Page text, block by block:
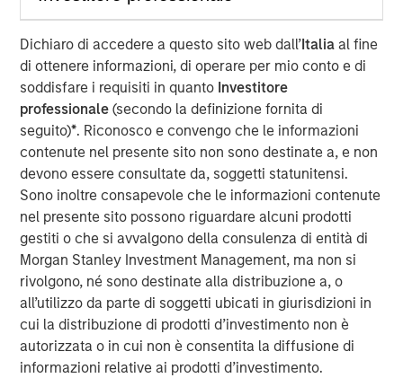
Dichiaro di accedere a questo sito web dall’Italia al fine
di ottenere informazioni, di operare per mio conto e di
soddisfare i requisiti in quanto Investitore
professionale(secondo la definizione fornita di
seguito)*. Riconosco e convengo che le informazioni
contenute nel presente sito non sono destinate a, e non
devono essere consultate da, soggetti statunitensi.
Sono inoltre consapevole che le informazioni contenute
nel presente sito possono riguardare alcuni prodotti
gestiti o che si avvalgono della consulenza di entità di
Morgan Stanley Investment Management, ma non si
rivolgono, né sono destinate alla distribuzione a, o
all’utilizzo da parte di soggetti ubicati in giurisdizioni in
cui la distribuzione di prodotti d’investimento non è
autorizzata o in cui non è consentita la diffusione di
informazioni relative ai prodotti d’investimento.
Fisher’s 2017 acquisition of PPC and aims to reaffirm the
corporate identity of the two subsidiaries.
As part of the official rebranding launch, Fisher unveiled a
new logo for PPC Flexible Packaging and outlined the
proposed scope of work for the campaign. Fisher plans to
incorporate the new logo across print and digital
collateral, including a re-designed website. Fisher CEO
Kevin Keneally indicates the rebranding efforts signal the
next step in the company’s growth within the packaging
industry.
“Fisher Container and PPC are both successful leaders in
the packaging industry,” said Mr. Keneally. “After the
merger, we knew we had an opportunity to create a new
brand identity that would showcase our innovation and
speed to market. PPC Flexible Packaging now has a